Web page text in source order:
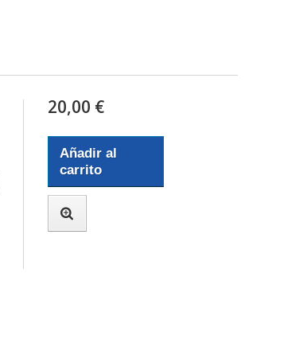
20,00 €
Añadir al
carrito